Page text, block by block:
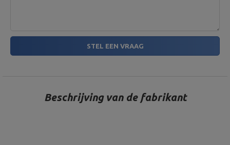
STEL EEN VRAAG
Beschrijving van de fabrikant